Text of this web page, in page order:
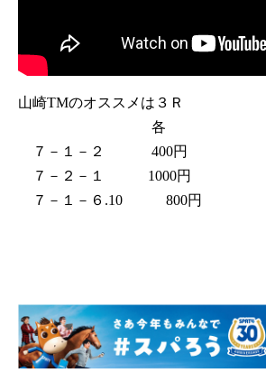
山崎TMのオススメは３Ｒ
各
７－１－２ 400円
７－２－１ 1000円
７－１－６.10 800円